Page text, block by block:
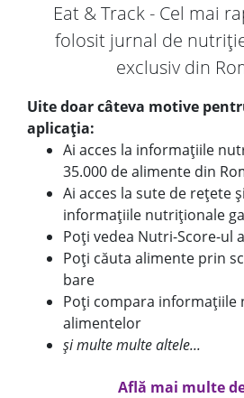
Eat & Track - Cel mai
folosit jurnal de
exclusiv din
Uite doar câteva motive
aplicația:
Ai acces la informațiile
35.000 de alimente din
Ai acces la sute de rețete
informațiile nutriționale
Poți vedea Nutri-Score-ul
Poți căuta alimente prin
bare
Poți compara informațiile
alimentelor
și multe multe altele...
Află mai multe